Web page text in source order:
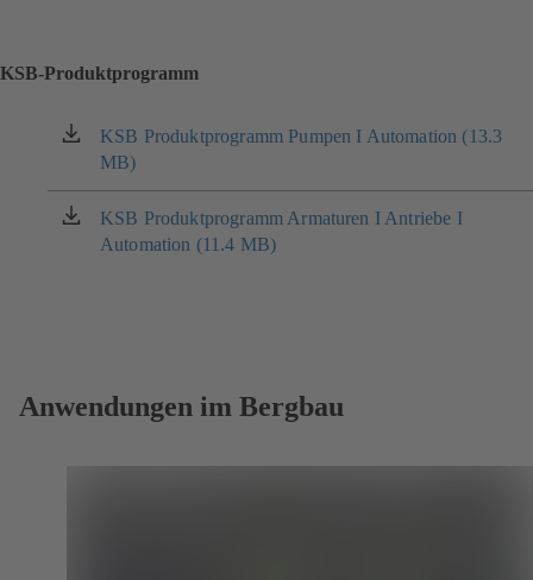
KSB-Produktprogramm
KSB Produktprogramm Pumpen I Automation (13.3
MB)
(öffnet
in
einem
neuen
Tab)
KSB Produktprogramm Armaturen I Antriebe I
Automation (11.4 MB)
(öffnet
in
Anwendungen im Bergbau